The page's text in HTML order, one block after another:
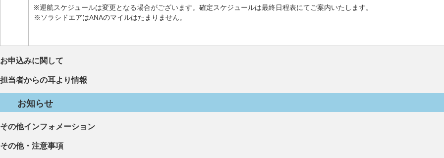
※運航スケジュールは変更となる場合がございます。確定スケジュールは最終日程表にてご案内いたします。
※ソラシドエアはANAのマイルはたまりません。
お申込みに関して
担当者からの耳より情報
お知らせ
その他インフォメーション
その他・注意事項